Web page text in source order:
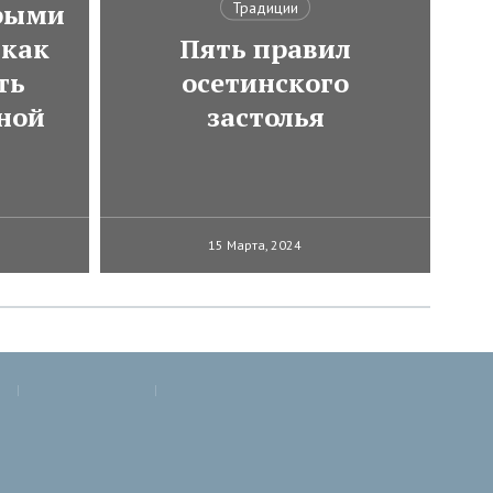
Традиции
Пять правил
осетинского
застолья
15 Марта, 2024